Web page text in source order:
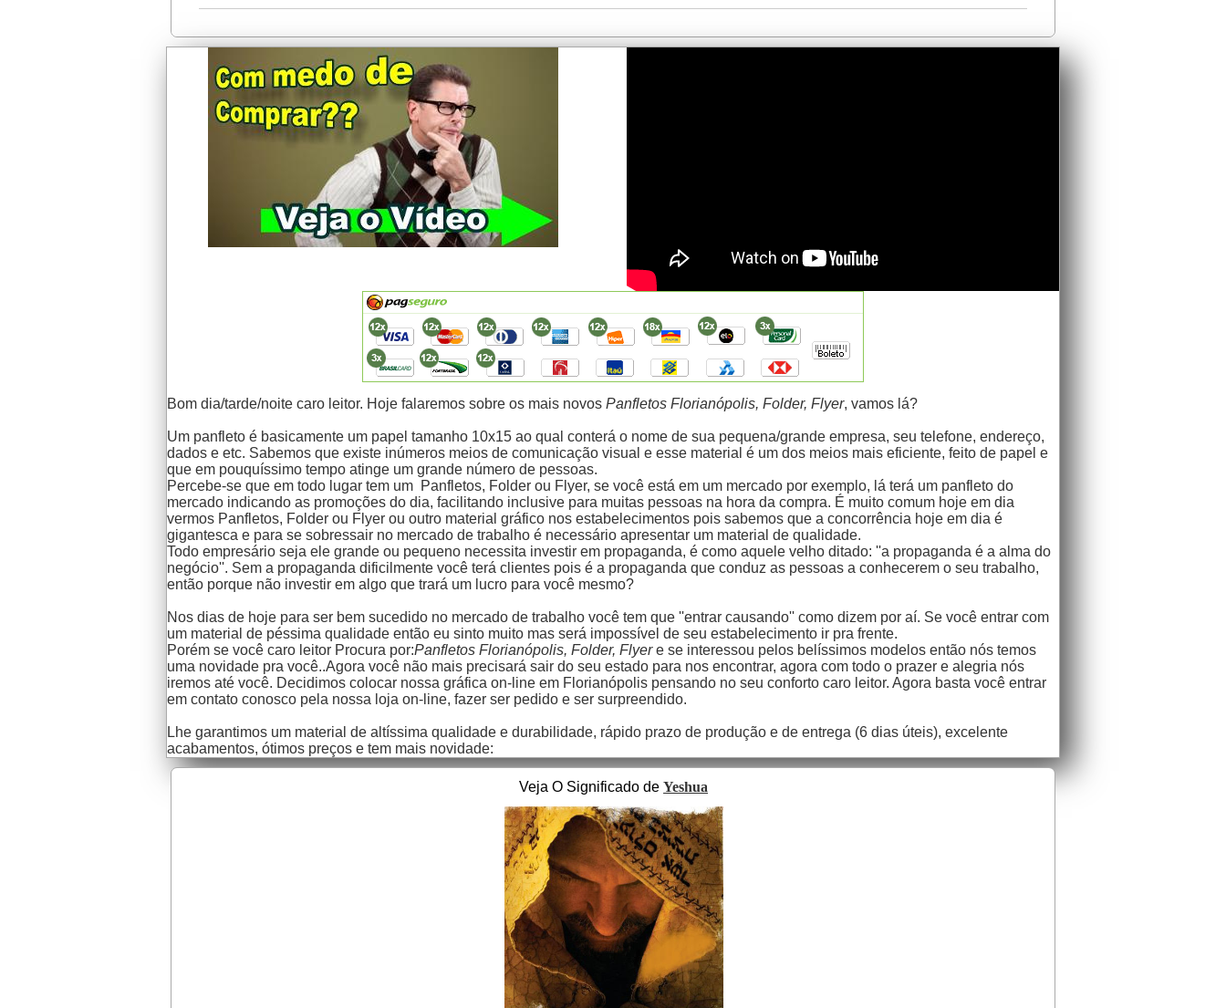
Bom dia/tarde/noite caro leitor. Hoje falaremos sobre os mais novos Panfletos Florianópolis, Folder, Flyer, vamos lá?
Um panfleto é basicamente um papel tamanho 10x15 ao qual conterá o nome de sua pequena/grande empresa, seu telefone, endereço,
dados e etc. Sabemos que existe inúmeros meios de comunicação visual e esse material é um dos meios mais eficiente, feito de papel e
que em pouquíssimo tempo atinge um grande número de pessoas.
Percebe-se que em todo lugar tem um Panfletos, Folder ou Flyer, se você está em um mercado por exemplo, lá terá um panfleto do
mercado indicando as promoções do dia, facilitando inclusive para muitas pessoas na hora da compra. É muito comum hoje em dia
vermos Panfletos, Folder ou Flyer ou outro material gráfico nos estabelecimentos pois sabemos que a concorrência hoje em dia é
gigantesca e para se sobressair no mercado de trabalho é necessário apresentar um material de qualidade.
Todo empresário seja ele grande ou pequeno necessita investir em propaganda, é como aquele velho ditado: ''a propaganda é a alma do
negócio''. Sem a propaganda dificilmente você terá clientes pois é a propaganda que conduz as pessoas a conhecerem o seu trabalho,
então porque não investir em algo que trará um lucro para você mesmo?
Nos dias de hoje para ser bem sucedido no mercado de trabalho você tem que ''entrar causando'' como dizem por aí. Se você entrar com
um material de péssima qualidade então eu sinto muito mas será impossível de seu estabelecimento ir pra frente.
Porém se você caro leitor Procura por:Panfletos Florianópolis, Folder, Flyere se interessou pelos belíssimos modelos então nós temos
uma novidade pra você..Agora você não mais precisará sair do seu estado para nos encontrar, agora com todo o prazer e alegria nós
iremos até você. Decidimos colocar nossa gráfica on-line em Florianópolis pensando no seu conforto caro leitor. Agora basta você entrar
em contato conosco pela nossa loja on-line, fazer ser pedido e ser surpreendido.
Lhe garantimos um material de altíssima qualidade e durabilidade, rápido prazo de produção e de entrega (6 dias úteis), excelente
acabamentos, ótimos preços e tem mais novidade:
Veja O Significado de Yeshua